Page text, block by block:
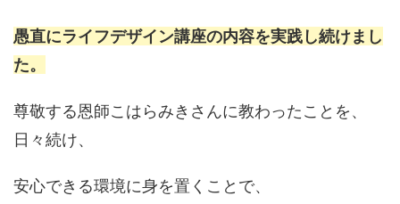
愚直にライフデザイン講座の内容を実践し続けまし
た。
尊敬する恩師こはらみきさんに教わったことを、
日々続け、
安心できる環境に身を置くことで、